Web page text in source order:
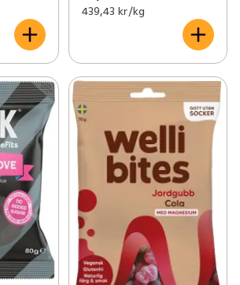
439,43 kr /kg